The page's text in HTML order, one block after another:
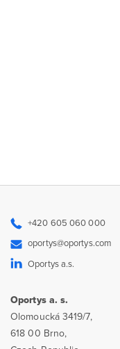
+420 605 060 000
oportys@oportys.com
Oportys a.s.
Oportys a. s.
Olomoucká 3419/7,
618 00 Brno,